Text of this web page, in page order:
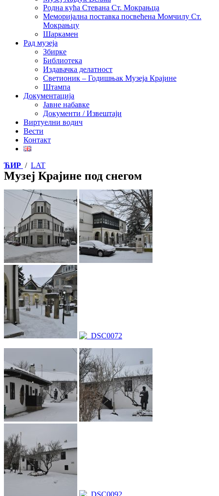
Родна кућа Стевана Ст. Мокрањца
Меморијална поставка посвећена Момчилу Ст.
Мокрањцу
Шаркамен
Рад музеја
Збирке
Библиотека
Издавачка делатност
Светионик – Годишњак Музеја Крајине
Штампа
Документација
Јавне набавке
Документи / Извештаји
Виртуелни водич
Вести
Контакт
ЋИР / LAT
Музеј Крајине под снегом